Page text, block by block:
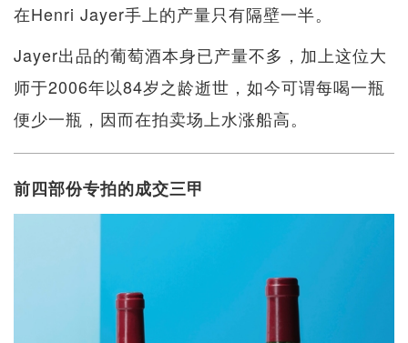
在Henri Jayer手上的产量只有隔壁一半。
Jayer出品的葡萄酒本身已产量不多，加上这位大
师于2006年以84岁之龄逝世，如今可谓每喝一瓶
便少一瓶，因而在拍卖场上水涨船高。
前四部份专拍的成交三甲